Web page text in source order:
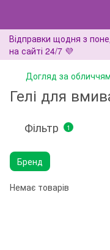
Відправки щодня з
на сайті 24/7 💜
Догляд за обличчям
Гелі для
Фільтр 1
Бренд
Немає товарів